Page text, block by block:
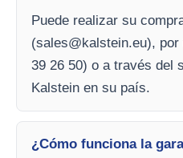
Puede realizar su
(sales@kalstein.eu), por
39 26 50) o a través del
Kalstein en su país.
¿Cómo funciona la